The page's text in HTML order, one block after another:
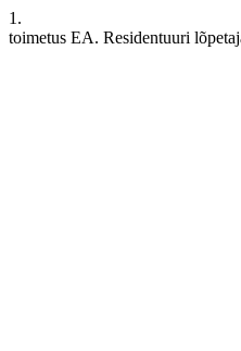
1.
toimetus EA. Residentuuri